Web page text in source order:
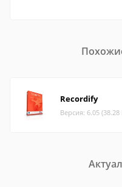
Recordify
Версия: 6.05